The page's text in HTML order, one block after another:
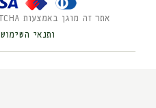
אתר זה מוגן באמצעות reCAPTCHA,
ותנאי השימוש